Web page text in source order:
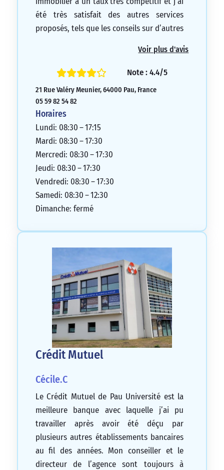
été très satisfait des autres services
proposés, tels que les conseils sur d’autres
frais bancaires. Lorsque j’ai perdu ma carte
bancaire, la banque m’en a envoyé une
est toujours agréable et tout le personnel
est à l’écoute et réactif. Je suis très
content d’être client chez eux et je ne
regrette pas mon choix.
Voir plus d'avis
Note : 4.4/5
21 Rue Valéry Meunier, 64000 Pau, France
05 59 82 54 82
Horaires
Lundi: 08:30 – 17:15
Mardi: 08:30 – 17:30
Mercredi: 08:30 – 17:30
Jeudi: 08:30 – 17:30
Vendredi: 08:30 – 17:30
Samedi: 08:30 – 12:30
Dimanche: fermé
Crédit Mutuel
Cécile.C
Le Crédit Mutuel de Pau Université est la
meilleure banque avec laquelle j’ai pu
travailler après avoir été déçu par
plusieurs autres établissements bancaires
au fil des années. Mon conseiller et le
directeur de l’agence sont toujours à